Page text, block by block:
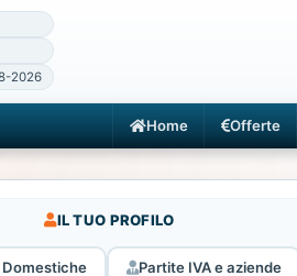
2026
Home Offerte
IL TUO PROFILO
Partite IVA e aziende